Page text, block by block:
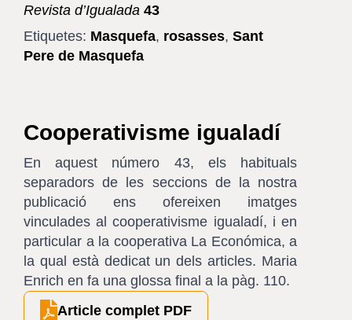
Revista d’Igualada 43
Etiquetes: Masquefa, rosasses, Sant
Pere de Masquefa
Cooperativisme igualadí
En aquest número 43, els habituals
separadors de les seccions de la nostra
publicació ens ofereixen imatges
vinculades al cooperativisme igualadí, i en
particular a la cooperativa La Económica, a
la qual està dedicat un dels articles. Maria
Enrich en fa una glossa final a la pàg. 110.
Article complet PDF